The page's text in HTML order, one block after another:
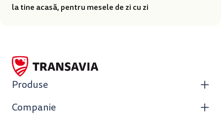
la tine acasă, pentru mesele de zi cu zi
Produse
Companie